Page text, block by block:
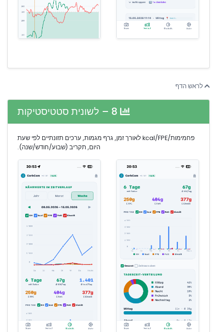
לראש הדף
פחמימות/kcal/FPE לאורך זמן, גרף מגמות, ערכים תזונתיים לפי שעת
היום, תקריב (שבוע/חודש/שנה).